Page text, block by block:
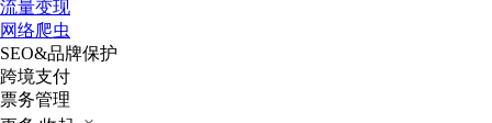
流量变现
网络爬虫
SEO&品牌保护
跨境支付
票务管理